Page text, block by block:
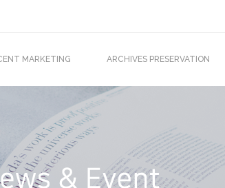
MARKETING
바이오미스트
아이센트
ARCHIVES PRESERVATION
소독 서비스